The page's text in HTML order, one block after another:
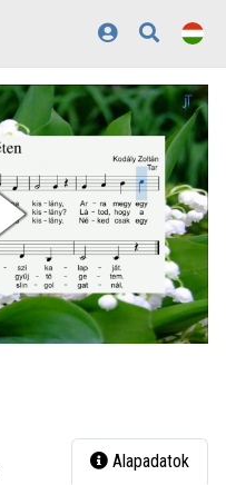
Alapadatok